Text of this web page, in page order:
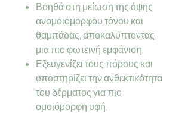
Βοηθά στη μείωση της όψης
ανομοιόμορφου τόνου και
θαμπάδας, αποκαλύπτοντας
μια πιο φωτεινή εμφάνιση.
Εξευγενίζει τους πόρους και
υποστηρίζει την ανθεκτικότητα
του δέρματος για πιο
ομοιόμορφη υφή.